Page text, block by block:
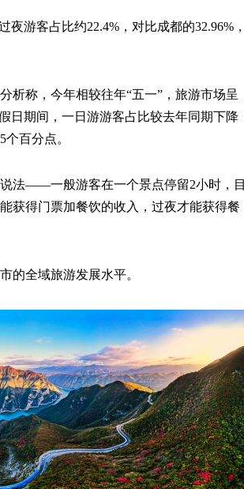
游客占比约22.4%，对比成都的32.96%，
析称，今年相较往年“五一”，旅游市场呈
日期间，一日游游客占比较去年同期下降
百分点。
法——一般游客在一个景点停留2小时，目
获得门票加餐饮的收入，过夜才能获得餐
的全域旅游发展水平。